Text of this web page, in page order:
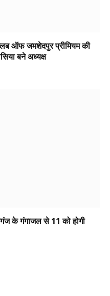
ऑफ जमशेदपुर प्रीमियम की
बने अध्यक्ष
के गंगाजल से 11 को होगी